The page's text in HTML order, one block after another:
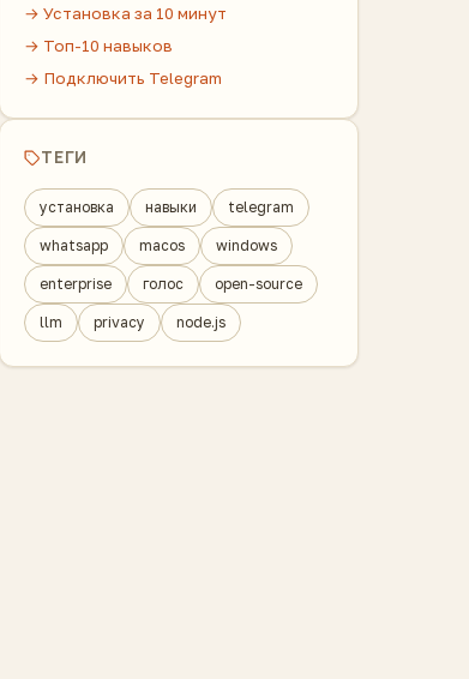
→ Установка за 10 минут
→ Топ-10 навыков
→ Подключить Telegram
ТЕГИ
установка навыки telegram
whatsapp macos windows
enterprise голос open-source
llm privacy node.js